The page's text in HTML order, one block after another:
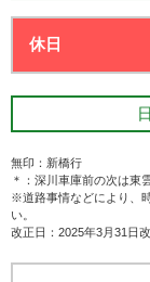
無印：新橋行
＊：深川車庫前の次は東
※道路事情などにより、
い。
改正日：2025年3月31日